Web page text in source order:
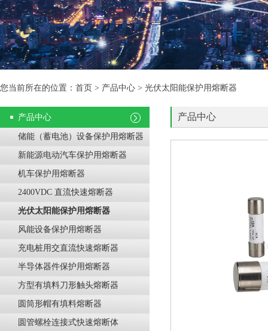
您当前所在的位置：首页 > 产品中心 > 光伏太阳能保护用熔断器
产品中心
储能（蓄电池）设备保护用熔断器
新能源电动汽车保护用熔断器
机车保护用熔断器
2400VDC 直流快速熔断器
光伏太阳能保护用熔断器
风能设备保护用熔断器
充电桩用交直流快速熔断器
半导体器件保护用熔断器
方型有填料刀形触头熔断器
圆筒形帽有填料熔断器
圆管螺栓连接式快速熔断体
产品中心